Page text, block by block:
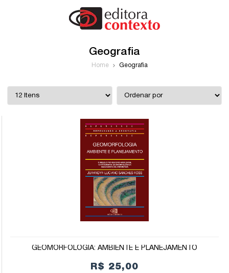
Geografia
Home Geografia
GEOMORFOLOGIA: AMBIENTE E PLANEJAMENTO
R$ 25,00